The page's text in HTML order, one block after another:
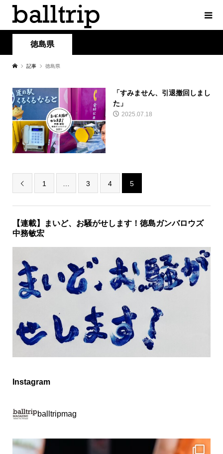
徳島県
記事 徳島県
「すみません、引退撤回しまし
た」
2025.07.18
 1 3 4 5
【連載】まいど、お騒がせします！徳島ガンバロウズ
中務敏宏
Instagram
balltripmag